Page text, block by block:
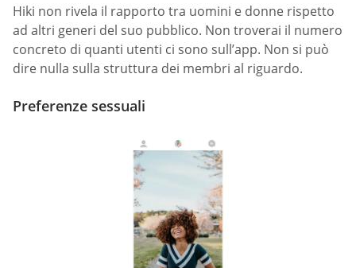
Hiki non rivela il rapporto tra uomini e donne rispetto
ad altri generi del suo pubblico. Non troverai il numero
concreto di quanti utenti ci sono sull’app. Non si può
dire nulla sulla struttura dei membri al riguardo.
Preferenze sessuali